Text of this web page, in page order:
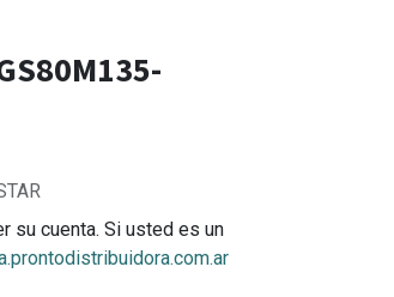
su cuenta. Si usted es un